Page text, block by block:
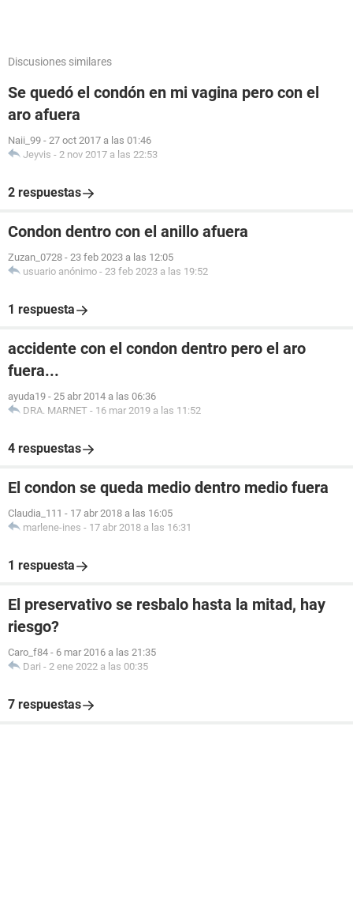
Discusiones similares
Se quedó el condón en mi vagina pero con el
aro afuera
Naii_99 - 27 oct 2017 a las 01:46
Jeyvis - 2 nov 2017 a las 22:53
2 respuestas
Condon dentro con el anillo afuera
Zuzan_0728 - 23 feb 2023 a las 12:05
usuario anónimo - 23 feb 2023 a las 19:52
1 respuesta
accidente con el condon dentro pero el aro
fuera...
ayuda19 - 25 abr 2014 a las 06:36
DRA. MARNET - 16 mar 2019 a las 11:52
4 respuestas
El condon se queda medio dentro medio fuera
Claudia_111 - 17 abr 2018 a las 16:05
marlene-ines - 17 abr 2018 a las 16:31
1 respuesta
El preservativo se resbalo hasta la mitad, hay
riesgo?
Caro_f84 - 6 mar 2016 a las 21:35
Dari - 2 ene 2022 a las 00:35
7 respuestas